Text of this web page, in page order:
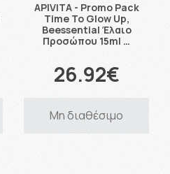
APIVITA - Promo Pack
Time To Glow Up,
Beessential Έλαιο
Προσώπου 15ml …
26.92€
Μη διαθέσιμο